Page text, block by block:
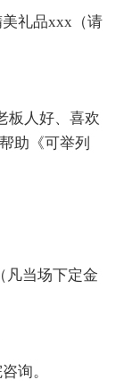
礼品xxx（请
板人好、喜欢
助《可举列
凡当场下定金
询。